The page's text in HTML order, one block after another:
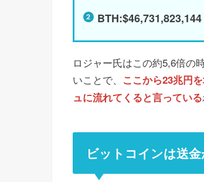
BTH:$46,731,823,144
ロジャー氏はこの約5,6倍の
いことで、
ここから23兆円
ュに流れてくると言っている
ビットコインは送